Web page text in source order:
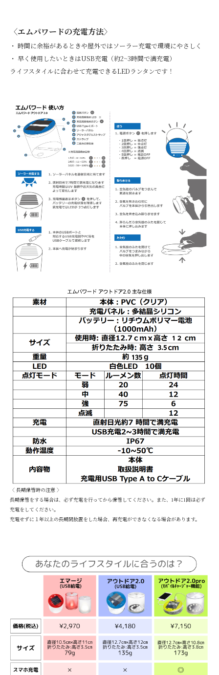
〈エムパワードの充電方法〉
・ 時間に余裕があるときや屋外ではソーラー充電で環境にやさしく
・ 早く使用したいときはUSB充電（約2~3時間で満充電）
ライフスタイルに合わせて充電できるLEDランタンです！
〈 長期保管時の注意 〉
長期保管をする場合は、必ず充電を行ってから保管してください。また、1年に1回は必ず
充電をしてください。
充電せずに１年以上の長期間放置をした場合、再充電ができなくなる場合があります。